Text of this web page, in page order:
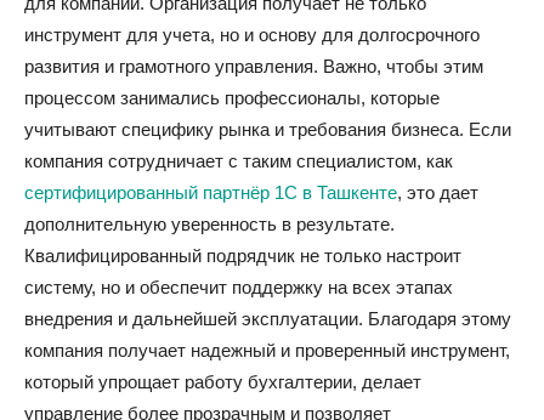
инструмент для учета, но и основу для долгосрочного
развития и грамотного управления. Важно, чтобы этим
процессом занимались профессионалы, которые
учитывают специфику рынка и требования бизнеса. Если
компания сотрудничает с таким специалистом, как
сертифицированный партнёр 1С в Ташкенте, это дает
дополнительную уверенность в результате.
Квалифицированный подрядчик не только настроит
систему, но и обеспечит поддержку на всех этапах
внедрения и дальнейшей эксплуатации. Благодаря этому
компания получает надежный и проверенный инструмент,
который упрощает работу бухгалтерии, делает
управление более прозрачным и позволяет